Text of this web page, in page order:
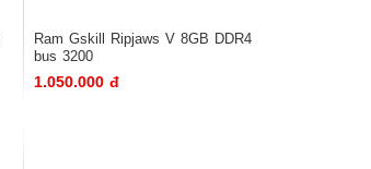
Ram Gskill Ripjaws V 8GB DDR4
bus 3200
1.050.000 đ